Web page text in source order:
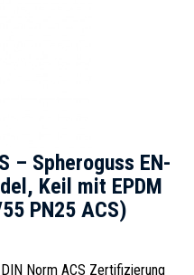
– Spheroguss EN-
Keil mit EPDM
PN25 ACS)
Norm ACS Zertifizierung